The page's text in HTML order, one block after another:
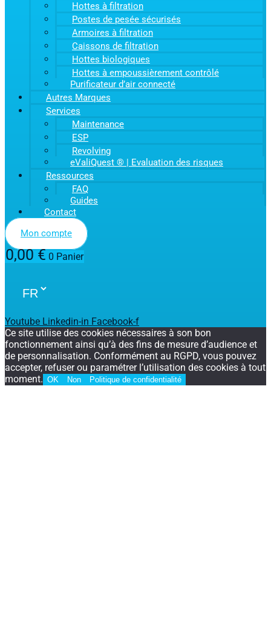
Hottes à filtration
Postes de pesée sécurisés
Armoires à filtration
Caissons de filtration
Hottes biologiques
Hottes à empoussièrement contrôlé
Purificateur d’air connecté
Autres Marques
Services
Maintenance
ESP
Revolving
eValiQuest ® | Evaluation des risques
Ressources
FAQ
Guides
Contact
Mon compte
0,00€ 0 Panier
Youtube Linkedin-in Facebook-f
Ce site utilise des cookies nécessaires à son bon
fonctionnement ainsi qu’à des fins de mesure d’audience et
de personnalisation. Conformément au RGPD, vous pouvez
accepter, refuser ou paramétrer l’utilisation des cookies à tout
moment. OK Non Politique de confidentialité